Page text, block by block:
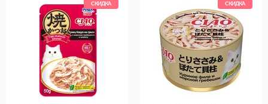
СКИДКА СКИДКА